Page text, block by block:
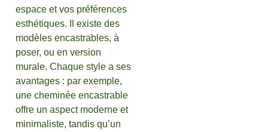
espace et vos préférences
esthétiques. Il existe des
modèles encastrables, à
poser, ou en version
murale. Chaque style a ses
avantages : par exemple,
une cheminée encastrable
offre un aspect moderne et
minimaliste, tandis qu’un